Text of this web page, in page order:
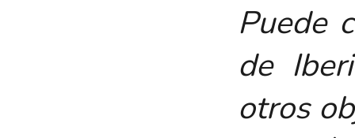
Puede
de
otros